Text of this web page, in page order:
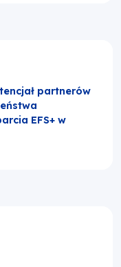
partnerów
EFS+ w